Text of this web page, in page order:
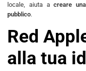
locale, aiuta acreare
pubblico.
Red
alla tua